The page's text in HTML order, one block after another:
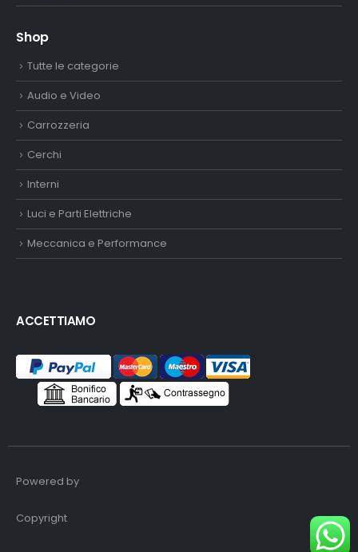
Shop
Tutte le categorie
Audio e Video
Carrozzeria
Cerchi
Interni
Luci e Parti Elettriche
Meccanica e Performance
ACCETTIAMO
Powered by
Copyright